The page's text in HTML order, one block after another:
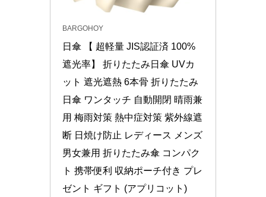
BARGOHOY
日傘 【 超軽量 JIS認証済 100%
遮光率】 折りたたみ日傘 UVカ
ット 遮光遮熱 6本骨 折りたたみ
日傘 ワンタッチ 自動開閉 晴雨兼
用 梅雨対策 熱中症対策 紫外線遮
断 日焼け防止 レディース メンズ
男女兼用 折りたたみ傘 コンパク
ト 携帯便利 収納ポーチ付き プレ
ゼント ギフト (アプリコット)